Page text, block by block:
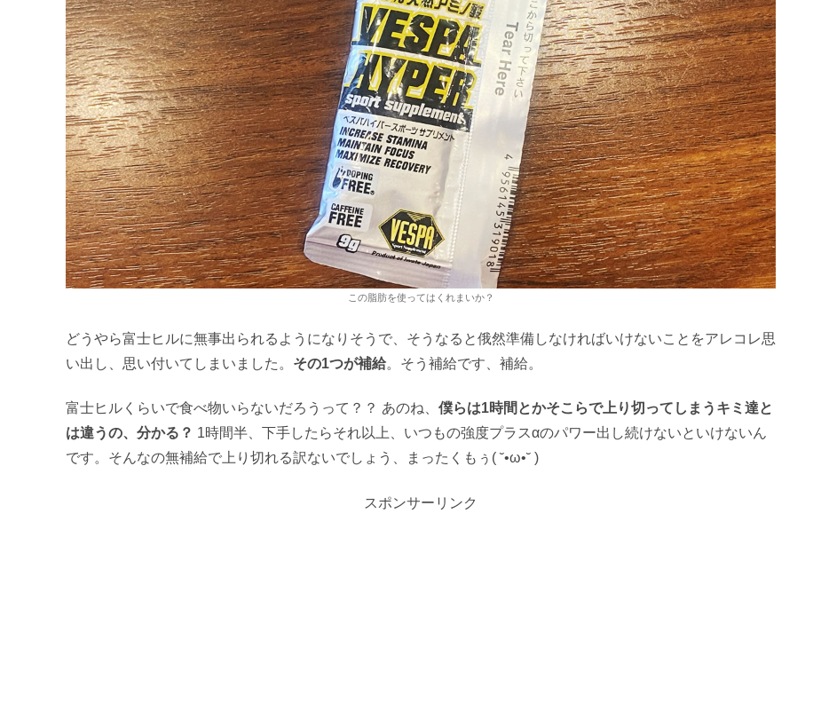
この脂肪を使ってはくれまいか？
どうやら富士ヒルに無事出られるようになりそうで、そうなると俄然準備しなければいけないことをアレコレ思
い出し、思い付いてしまいました。 その1つが補給。そう補給です、補給。
富士ヒルくらいで食べ物いらないだろうって？？ あのね、 僕らは1時間とかそこらで上り切ってしまうキミ達と
は違うの、分かる？ 1時間半、下手したらそれ以上、いつもの強度プラスαのパワー出し続けないといけないん
です。そんなの無補給で上り切れる訳ないでしょう、まったくもぅ( ˘•ω•˘ )
スポンサーリンク